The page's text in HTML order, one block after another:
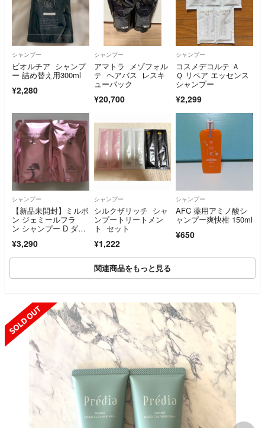
シャンプー
ビオルチア シャンプ
ー 詰め替え用300ml
¥2,280
シャンプー
アマトラ メゾフォル
テ ヘアバス レスキ
ューパック
¥20,700
シャンプー
コスメデコルテ Ａ
Ｑ リペア エッセンス
シャンプー
¥2,299
シャンプー
【新品未開封】ミルボ
ン ジェミールフラ
ン シャンプー D ダイ
ル
¥3,290
シャンプー
シルクザリッチ シャ
ンプートリートメン
ト セット
¥1,222
シャンプー
AFC 薬用アミノ酸シ
ャンプー爽快柑 150ml
¥650
関連商品をもっと見る
SOLD OUT